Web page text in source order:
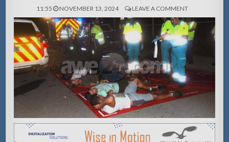
11:55 NOVEMBER 13, 2024 LEAVE A COMMENT